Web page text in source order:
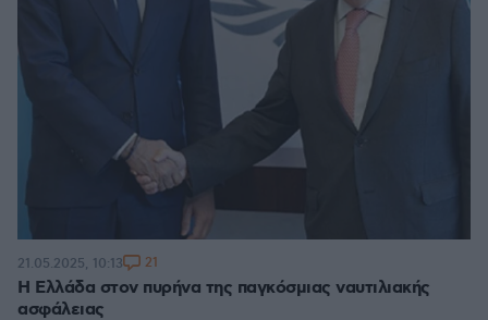
Η Ελλάδα στον πυρήνα της παγκόσμιας ναυτιλιακής
ασφάλειας
21.05.2025, 10:13 21